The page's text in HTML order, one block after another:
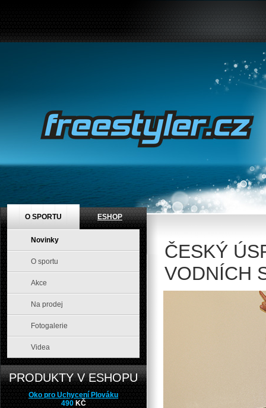
ČESKÝ
VODNÍCH
O SPORTU ESHOP
Novinky
O sportu
Akce
Na prodej
Fotogalerie
Videa
PRODUKTY V ESHOPU
Oko pro Uchycení Plováku
490KČ